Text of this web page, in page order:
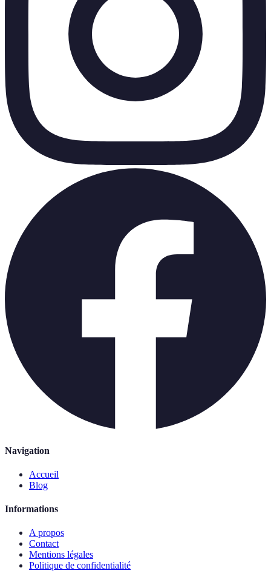
Navigation
Accueil
Blog
Informations
A propos
Contact
Mentions légales
Politique de confidentialité